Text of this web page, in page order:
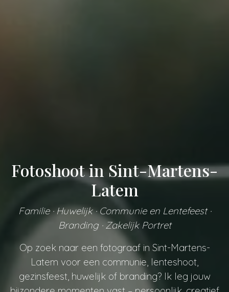
Fotoshoot in Sint-Martens-
Latem
Familie · Huwelijk · Communie en Lentefeest ·
Branding · Zakelijk Portret
Op zoek naar een fotograaf in Sint-Martens-
Latem voor een communie, lenteshoot,
gezinsfeest, huwelijk of branding? Ik leg jouw